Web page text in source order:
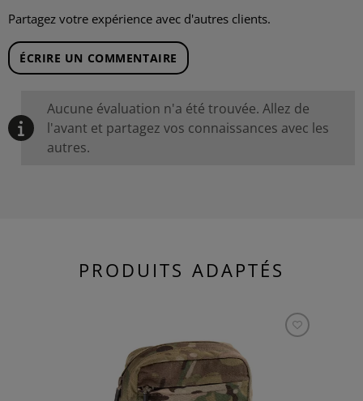
Partagez votre expérience avec d'autres clients.
ÉCRIRE UN COMMENTAIRE
Aucune évaluation n'a été trouvée. Allez de
l'avant et partagez vos connaissances avec les
autres.
PRODUITS ADAPTÉS